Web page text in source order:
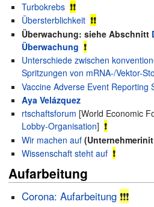
Turbokrebs ❗❗
Übersterblichkeit ❗❗
Überwachung: siehe Abschnitt
Überwachung ❗
Unterschiede zwischen
Spritzungen von mRNA-/Vektor-
Vaccine Adverse Event Reporting
Aya Velázquez‎‎
rtschaftsforum [World Economic
Lobby-Organisation] ❗
Wir machen auf
Wissenschaft steht auf ❗
Aufarbeitung
Corona: Aufarbeitung ❗️❗️❗️